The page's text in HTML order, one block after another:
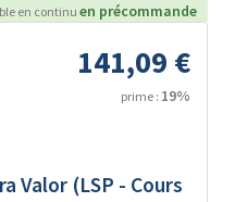
en continu en précommande
141,09 €
prime : 19%
Valor (LSP - Cours